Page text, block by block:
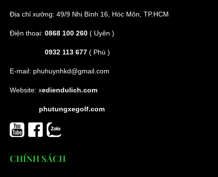
Địa chỉ xưởng: 49/9 Nhị Bình 16, Hóc Môn, TP.HCM
Điện thoại: 0868 100 260 ( Uyên )
0932 113 677 ( Phú )
E-mail: phuhuynhkd@gmail.com
Website: xediendulich.com
phutungxegolf.com
CHÍNH SÁCH